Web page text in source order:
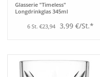
Küche
Küchenmöbel
Glasserie "Timeless"
Longdrinkglas 345ml
6 St. €23,94 3,99 €/St.*